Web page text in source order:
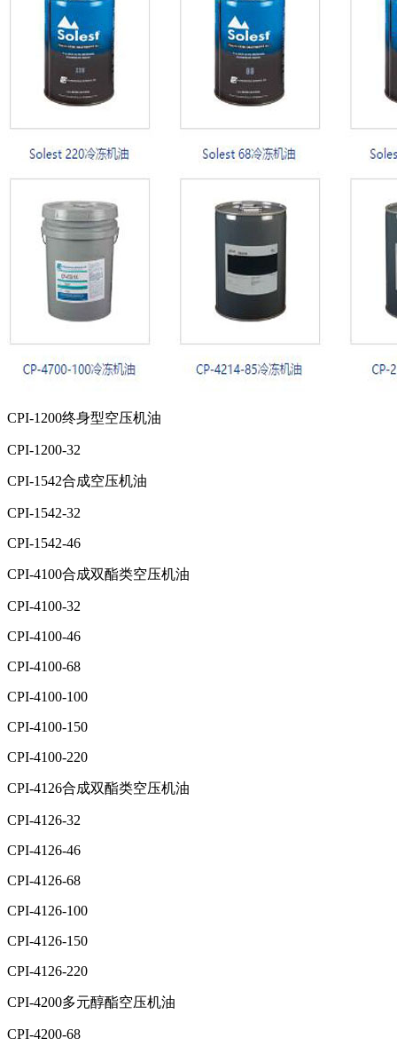
CPI-1200终身型空压机油
CPI-1200-32
CPI-1542合成空压机油
CPI-1542-32
CPI-1542-46
CPI-4100合成双酯类空压机油
CPI-4100-32
CPI-4100-46
CPI-4100-68
CPI-4100-100
CPI-4100-150
CPI-4100-220
CPI-4126合成双酯类空压机油
CPI-4126-32
CPI-4126-46
CPI-4126-68
CPI-4126-100
CPI-4126-150
CPI-4126-220
CPI-4200多元醇酯空压机油
CPI-4200-68